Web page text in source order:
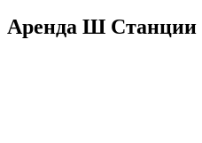
Аренда Ш Станции